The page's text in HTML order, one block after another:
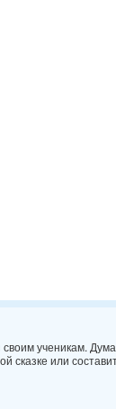
ученикам.
сказке или